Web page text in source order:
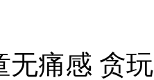
赛痛感 贪玩